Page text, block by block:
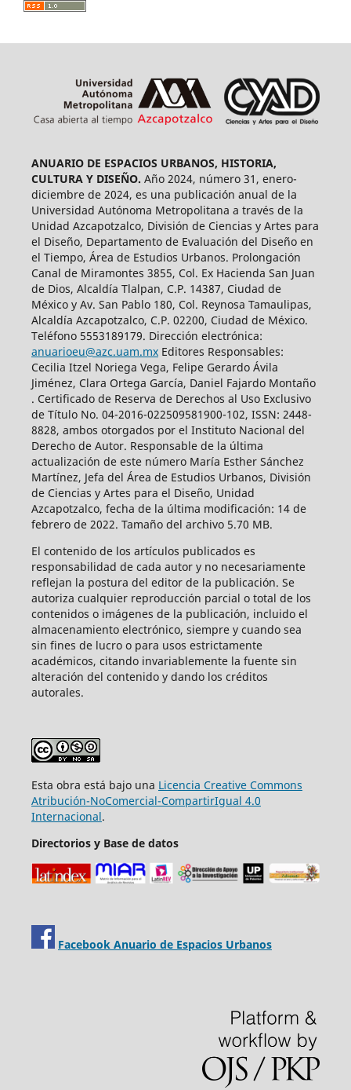
ANUARIO DE ESPACIOS URBANOS, HISTORIA,
CULTURA Y DISEÑO. Año 2024, número 31, enero-
diciembre de 2024, es una publicación anual de la
Universidad Autónoma Metropolitana a través de la
Unidad Azcapotzalco, División de Ciencias y Artes para
el Diseño, Departamento de Evaluación del Diseño en
el Tiempo, Área de Estudios Urbanos. Prolongación
Canal de Miramontes 3855, Col. Ex Hacienda San Juan
de Dios, Alcaldía Tlalpan, C.P. 14387, Ciudad de
México y Av. San Pablo 180, Col. Reynosa Tamaulipas,
Alcaldía Azcapotzalco, C.P. 02200, Ciudad de México.
Teléfono 5553189179. Dirección electrónica:
anuarioeu@azc.uam.mxEditores Responsables:
Cecilia Itzel Noriega Vega, Felipe Gerardo Ávila
Jiménez, Clara Ortega García, Daniel Fajardo Montaño
. Certificado de Reserva de Derechos al Uso Exclusivo
de Título No. 04-2016-022509581900-102, ISSN: 2448-
8828, ambos otorgados por el Instituto Nacional del
Derecho de Autor. Responsable de la última
actualización de este número María Esther Sánchez
Martínez, Jefa del Área de Estudios Urbanos, División
de Ciencias y Artes para el Diseño, Unidad
Azcapotzalco, fecha de la última modificación: 14 de
febrero de 2022. Tamaño del archivo 5.70 MB.
El contenido de los artículos publicados es
responsabilidad de cada autor y no necesariamente
reflejan la postura del editor de la publicación. Se
autoriza cualquier reproducción parcial o total de los
contenidos o imágenes de la publicación, incluido el
almacenamiento electrónico, siempre y cuando sea
sin fines de lucro o para usos estrictamente
académicos, citando invariablemente la fuente sin
alteración del contenido y dando los créditos
autorales.
Esta obra está bajo una Licencia Creative Commons
Atribución-NoComercial-CompartirIgual 4.0
Internacional.
Directorios y Base de datos
Facebook Anuario de Espacios Urbanos